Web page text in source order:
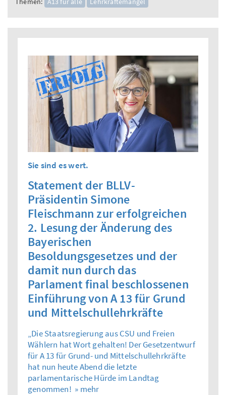
Sie sind es wert.
Statement der BLLV-
Präsidentin Simone
Fleischmann zur erfolgreichen
2. Lesung der Änderung des
Bayerischen
Besoldungsgesetzes und der
damit nun durch das
Parlament final beschlossenen
Einführung von A 13 für Grund
und Mittelschullehrkräfte
„Die Staatsregierung aus CSU und Freien
Wählern hat Wort gehalten! Der Gesetzentwurf
für A 13 für Grund- und Mittelschullehrkräfte
hat nun heute Abend die letzte
parlamentarische Hürde im Landtag
genommen! » mehr